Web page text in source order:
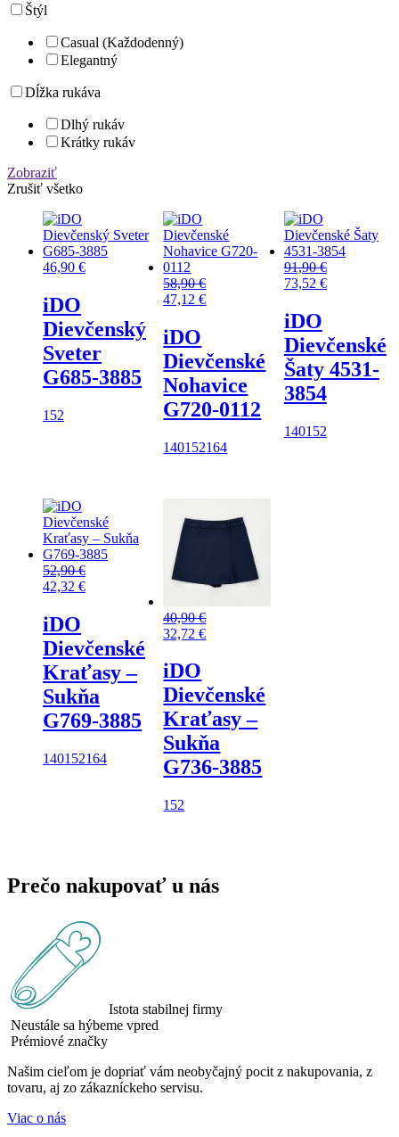
Štýl
Casual (Každodenný)
Elegantný
Dĺžka rukáva
Dlhý rukáv
Krátky rukáv
Zobraziť
Zrušiť všetko
46,90 €
iDO
Dievčenský
Sveter
G685-3885
152
58,90€
47,12€
iDO
Dievčenské
Nohavice
G720-0112
140152164
91,90€
73,52 €
iDO
Dievčenské
Šaty 4531-
3854
140152
52,90€
42,32 €
iDO
Dievčenské
Kraťasy –
Sukňa
G769-3885
140152164
40,90€
32,72€
iDO
Dievčenské
Kraťasy –
Sukňa
G736-3885
152
Prečo nakupovať u nás
Istota stabilnej firmy
Neustále sa hýbeme vpred
Prémiové značky
Našim cieľom je dopriať vám neobyčajný pocit z nakupovania, z
tovaru, aj zo zákazníckeho servisu.
Viac o nás